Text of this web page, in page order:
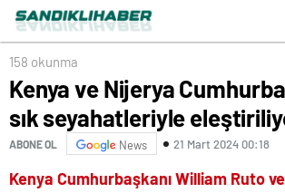
158 okunma
Kenya ve Nijerya
sık seyahatleriyle
ABONE OL News 21 Mart 2024 00:18
Kenya Cumhurbaşkanı William Ruto